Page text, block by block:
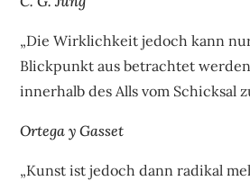
„Die Wirklichkeit jedoch kann
Blickpunkt aus betrachtet
innerhalb des Alls vom Schicksal
Ortega y Gasset
„Kunst ist jedoch dann radikal